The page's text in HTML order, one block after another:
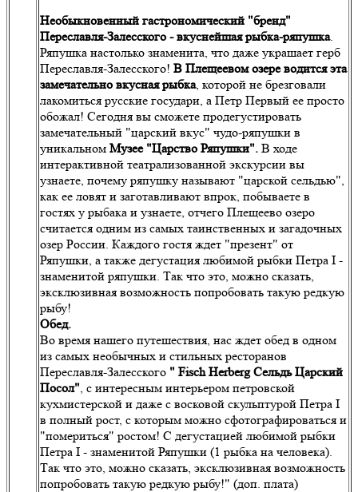
Необыкновенный гастрономический "бренд"
Переславля-Залесского - вкуснейшая рыбка-ряпушка.
Ряпушка настолько знаменита, что даже украшает герб
Переславля-Залесского! В Плещеевом озере водится эта
замечательно вкусная рыбка, которой не брезговали
лакомиться русские государи, а Петр Первый ее просто
обожал! Сегодня вы сможете продегустировать
замечательный "царский вкус" чудо-ряпушки в
уникальном Музее "Царство Ряпушки". В ходе
интерактивной театрализованной экскурсии вы
узнаете, почему ряпушку называют "царской сельдью",
как ее ловят и заготавливают впрок, побываете в
гостях у рыбака и узнаете, отчего Плещеево озеро
считается одним из самых таинственных и загадочных
озер России. Каждого гостя ждет "презент" от
Ряпушки, а также дегустация любимой рыбки Петра I -
знаменитой ряпушки. Так что это, можно сказать,
эксклюзивная возможность попробовать такую редкую
рыбу!
Обед.
Во время нашего путешествия, нас ждет обед в одном
из самых необычных и стильных ресторанов
Переславля-Залесского " Fisch Herberg Сельдь Царский
Посол", с интересным интерьером петровской
кухмистерской и даже с восковой скульптурой Петра I
в полный рост, с которым можно сфотографироваться и
"помериться" ростом! С дегустацией любимой рыбки
Петра I - знаменитой Ряпушки (1 рыбка на человека).
Так что это, можно сказать, эксклюзивная возможность
попробовать такую редкую рыбу!" (доп. плата)